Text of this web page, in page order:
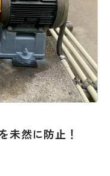
未然に防止！